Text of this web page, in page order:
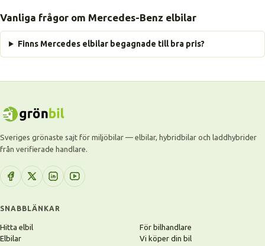
Vanliga frågor om Mercedes-Benz elbilar
Finns Mercedes elbilar begagnade till bra pris?
Sveriges grönaste sajt för miljöbilar — elbilar, hybridbilar och laddhybrider
från verifierade handlare.
SNABBLÄNKAR
Hitta elbil
Elbilar
För bilhandlare
Vi köper din bil